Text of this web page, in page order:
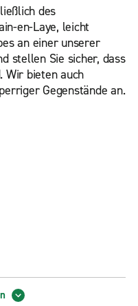
des
en-Laye, leicht
an einer unserer
stellen Sie sicher, dass
Wir bieten auch
Gegenstände an.